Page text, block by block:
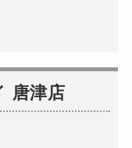
唐津店